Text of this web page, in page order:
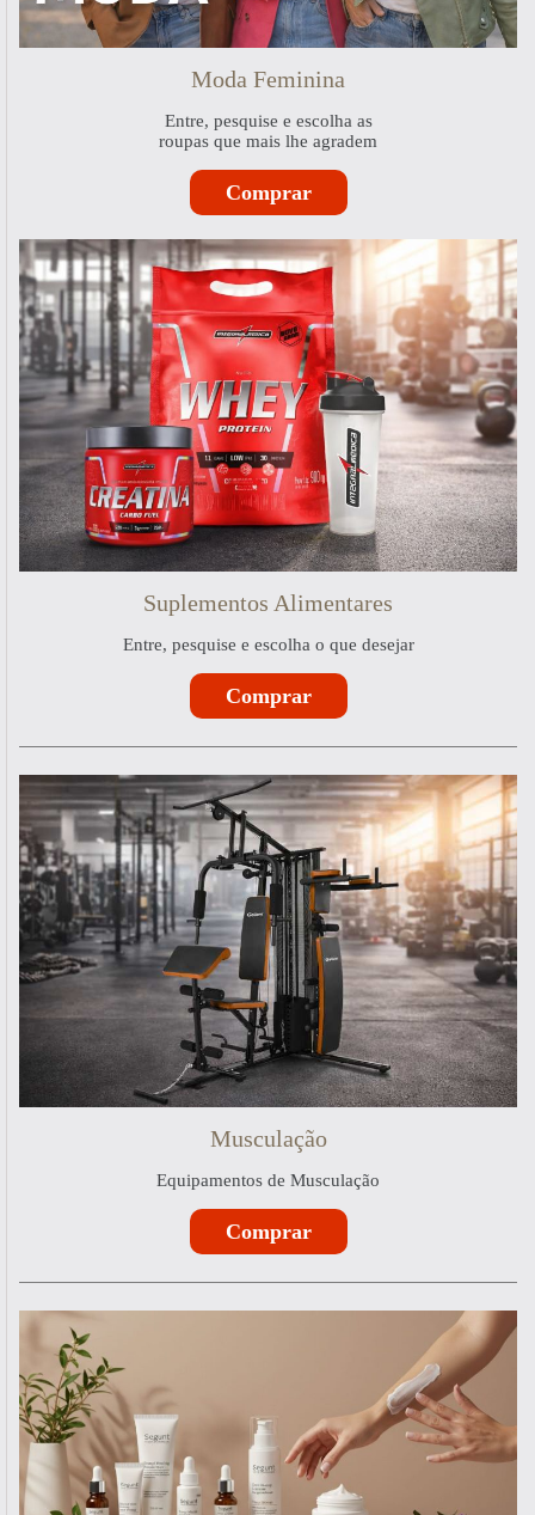
Moda Feminina
Entre, pesquise e escolha as
roupas que mais lhe agradem
Comprar
Suplementos Alimentares
Entre, pesquise e escolha o que desejar
Comprar
Musculação
Equipamentos de Musculação
Comprar